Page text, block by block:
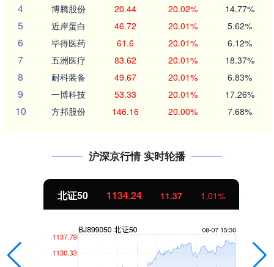
4 博腾股份 20.44 20.02% 14.77%
5 近岸蛋白 46.72 20.01% 5.62%
6 毕得医药 61.6 20.01% 6.12%
7 五洲医疗 83.62 20.01% 18.37%
8 耐科装备 49.67 20.01% 6.83%
9 一博科技 53.33 20.01% 17.26%
10 方邦股份 146.16 20.00% 7.68%
沪深京行情 实时轮播
北证50 1134.24 11.37 1.01%